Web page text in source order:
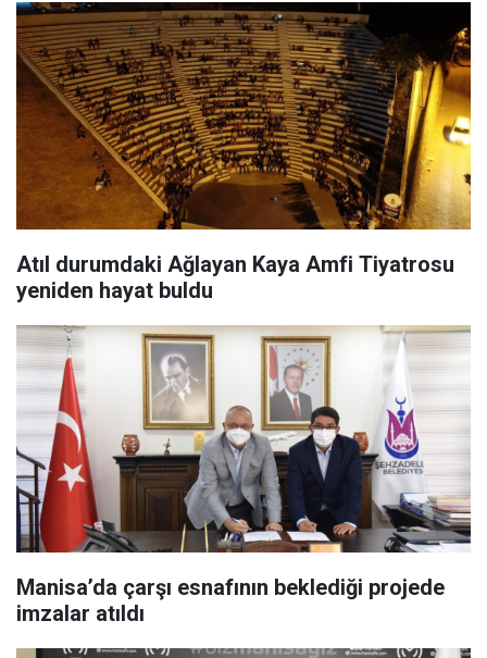
Atıl durumdaki Ağlayan Kaya Amfi Tiyatrosu
yeniden hayat buldu
Manisa’da çarşı esnafının beklediği projede
imzalar atıldı